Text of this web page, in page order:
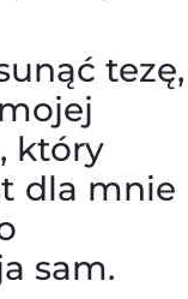
tezę,
który
dla mnie
sam.